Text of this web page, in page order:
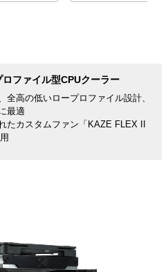
ファイル型CPUクーラー
全高の低いロープロファイル設計、
最適
たカスタムファン「KAZE FLEX II